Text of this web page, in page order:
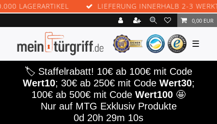
LIEFERUNG INNERHALB 2-3 WERKTAGEN
0,00 EUR
☰
🏷️ Staffelrabatt! 10€ ab 100€ mit Code
Wert10; 30€ ab 250€ mit Code Wert30;
100€ ab 500€ mit Code Wert100 🤩
Nur auf MTG Exklusiv Produkte
0d 20h 29m 10s